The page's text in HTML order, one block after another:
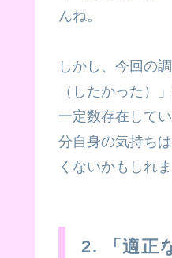
んね。
しかし、今回の
（したかった）
一定数存在して
分自身の気持ち
くないかもしれま
2. 「適正